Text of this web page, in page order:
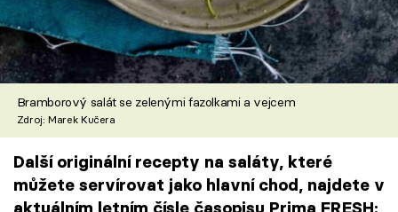
Bramborový salát se zelenými fazolkami a vejcem
Zdroj: Marek Kučera
Další originální recepty na saláty, které
můžete servírovat jako hlavní chod, najdete v